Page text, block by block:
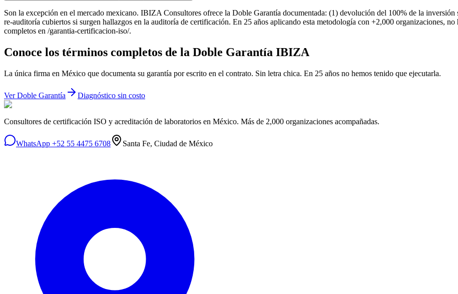
Son la excepción en el mercado mexicano. IBIZA Consultores ofrece la Doble Garantía documentada: (1) devolución del 100% de la
re-auditoría cubiertos si surgen hallazgos en la auditoría de certificación. En 25 años aplicando esta metodología con +2,000 organizaciones,
completos en /garantia-certificacion-iso/.
Conoce los términos completos de la Doble Garantía IBIZA
La única firma en México que documenta su garantía por escrito en el contrato. Sin letra chica. En 25 años no hemos tenido que ejecutarla.
Ver Doble Garantía Diagnóstico sin costo
Consultores de certificación ISO y acreditación de laboratorios en México. Más de 2,000 organizaciones acompañadas.
WhatsApp +52 55 4475 6708 Santa Fe, Ciudad de México